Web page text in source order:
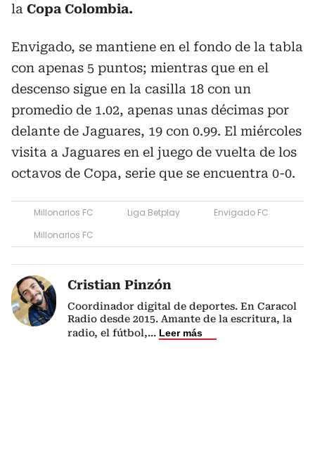
la Copa Colombia.
Envigado, se mantiene en el fondo de la tabla
con apenas 5 puntos; mientras que en el
descenso sigue en la casilla 18 con un
promedio de 1.02, apenas unas décimas por
delante de Jaguares, 19 con 0.99. El miércoles
visita a Jaguares en el juego de vuelta de los
octavos de Copa, serie que se encuentra 0-0.
Millonarios FC Liga Betplay
Envigado FC
Millonarios FC
Cristian Pinzón
Coordinador digital de deportes. En Caracol
Radio desde 2015. Amante de la escritura, la
radio, el fútbol,... Leer más